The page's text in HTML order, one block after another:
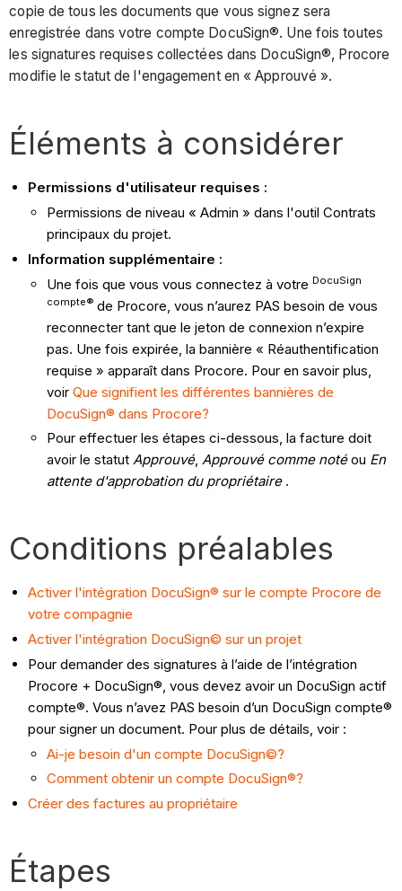
copie de tous les documents que vous signez sera
enregistrée dans votre compte DocuSign®. Une fois toutes
les signatures requises collectées dans DocuSign®, Procore
modifie le statut de l'engagement en « Approuvé ».
Éléments à considérer
Permissions d'utilisateur requises :
Permissions de niveau « Admin » dans l'outil Contrats
principaux du projet.
Information supplémentaire :
Une fois que vous vous connectez à votre DocuSign
compte® de Procore, vous n’aurez PAS besoin de vous
reconnecter tant que le jeton de connexion n’expire
pas. Une fois expirée, la bannière « Réauthentification
requise » apparaît dans Procore. Pour en savoir plus,
voirQue signifient les différentes bannières de
DocuSign® dans Procore?
Pour effectuer les étapes ci-dessous, la facture doit
avoir le statutApprouvé,Approuvé comme notéou En
attente d'approbation du propriétaire.
Conditions préalables
Activer l'intégration DocuSign® sur le compte Procore de
votre compagnie
Activer l'intégration DocuSign© sur un projet
Pour demander des signatures à l’aide de l’intégration
Procore + DocuSign®, vous devez avoir un DocuSign actif
compte®. Vous n’avez PAS besoin d’un DocuSign compte®
pour signer un document. Pour plus de détails, voir :
Ai-je besoin d'un compte DocuSign©?
Comment obtenir un compte DocuSign®?
Créer des factures au propriétaire
Étapes